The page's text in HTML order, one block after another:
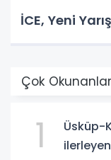
İCE, Yeni
Çok Okunanlar
1
Üsküp-